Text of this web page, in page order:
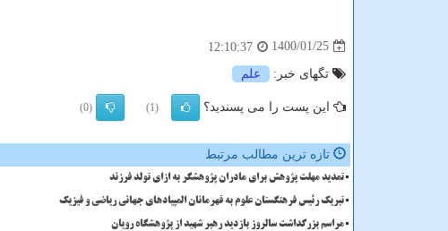
1400/01/25
12:10:37
تگهای خبر: علم
این پست را می پسندید؟ (1)
(0)
تازه ترین مطالب مرتبط
تمدید مهلت پژوهش برای مادران پژوهشگر به ازای تولد فرزند
تبریک رئیس فرهنگستان علوم به قهرمانان المپیادهای جهانی ریاضی و فیزیک
مراسم بزرگداشت سالروز بازدید رهبر شهید از پژوهشگاه رویان